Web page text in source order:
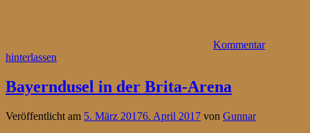
Kommentar
hinterlassen
Bayerndusel in der Brita-Arena
Veröffentlicht am 5. März 20176. April 2017 von Gunnar